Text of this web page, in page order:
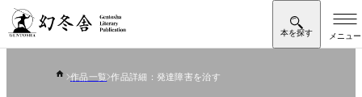
作品一覧 作品詳細：発達障害を治す